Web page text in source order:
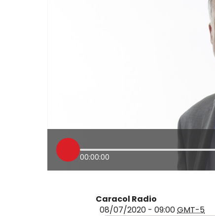
00:00:00
Caracol Radio
08/07/2020 - 09:00GMT-5